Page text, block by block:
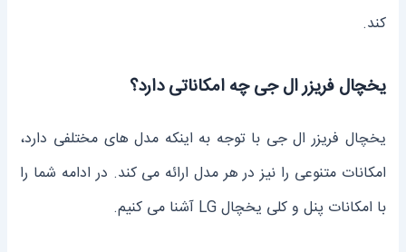
کند.
یخچال فریزر ال جی چه امکاناتی دارد؟
یخچال فریزر ال جی با توجه به اینکه مدل های مختلفی دارد،
امکانات متنوعی را نیز در هر مدل ارائه می کند. در ادامه شما را
با امکانات پنل و کلی یخچال LG آشنا می کنیم.